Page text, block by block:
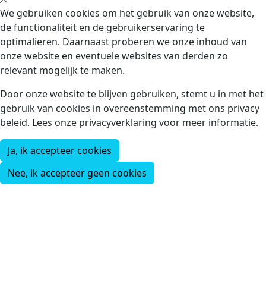
We gebruiken cookies om het gebruik van onze website,
de functionaliteit en de gebruikerservaring te
optimalieren. Daarnaast proberen we onze inhoud van
onze website en eventuele websites van derden zo
relevant mogelijk te maken.
Door onze website te blijven gebruiken, stemt u in met het
gebruik van cookies in overeenstemming met ons privacy
beleid. Lees onze privacyverklaring voor meer informatie.
Ja, ik accepteer cookies
Nee, ik accepteer geen cookies